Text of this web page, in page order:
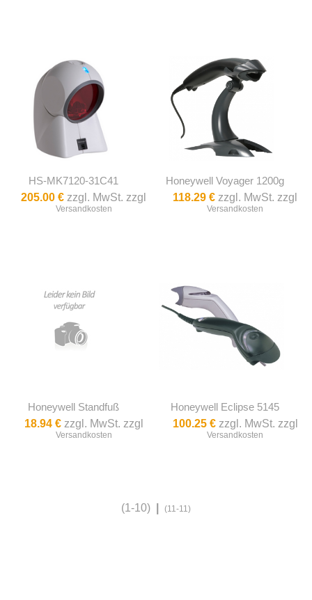
HS-MK7120-31C41
205.00 € zzgl. MwSt. zzgl
Versandkosten
Honeywell Voyager 1200g
118.29 € zzgl. MwSt. zzgl
Versandkosten
Honeywell Standfuß
18.94 €zzgl. MwSt. zzgl
Versandkosten
Honeywell Eclipse 5145
100.25 €zzgl. MwSt. zzgl
Versandkosten
(1-10) (11-11)